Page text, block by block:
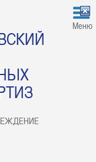
Меню